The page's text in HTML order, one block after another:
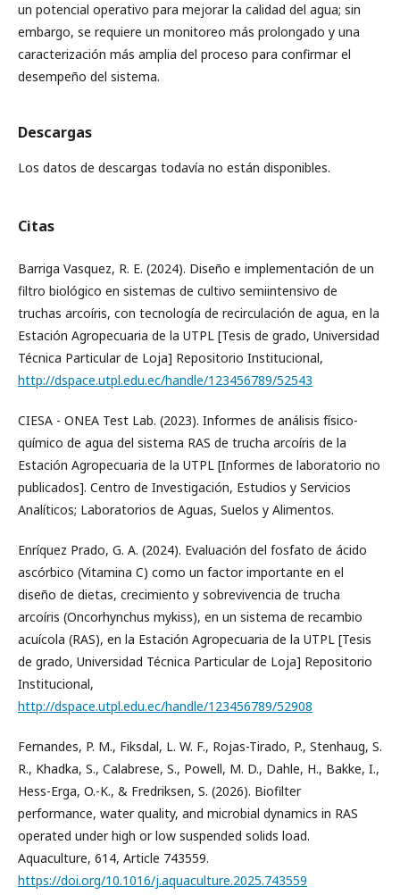
un potencial operativo para mejorar la calidad del agua; sin
embargo, se requiere un monitoreo más prolongado y una
caracterización más amplia del proceso para confirmar el
desempeño del sistema.
Descargas
Los datos de descargas todavía no están disponibles.
Citas
Barriga Vasquez, R. E. (2024). Diseño e implementación de un
filtro biológico en sistemas de cultivo semiintensivo de
truchas arcoíris, con tecnología de recirculación de agua, en la
Estación Agropecuaria de la UTPL [Tesis de grado, Universidad
Técnica Particular de Loja] Repositorio Institucional,
http://dspace.utpl.edu.ec/handle/123456789/52543
CIESA - ONEA Test Lab. (2023). Informes de análisis físico-
químico de agua del sistema RAS de trucha arcoíris de la
Estación Agropecuaria de la UTPL [Informes de laboratorio no
publicados]. Centro de Investigación, Estudios y Servicios
Analíticos; Laboratorios de Aguas, Suelos y Alimentos.
Enríquez Prado, G. A. (2024). Evaluación del fosfato de ácido
ascórbico (Vitamina C) como un factor importante en el
diseño de dietas, crecimiento y sobrevivencia de trucha
arcoíris (Oncorhynchus mykiss), en un sistema de recambio
acuícola (RAS), en la Estación Agropecuaria de la UTPL [Tesis
de grado, Universidad Técnica Particular de Loja] Repositorio
Institucional,
http://dspace.utpl.edu.ec/handle/123456789/52908
Fernandes, P. M., Fiksdal, L. W. F., Rojas-Tirado, P., Stenhaug, S.
R., Khadka, S., Calabrese, S., Powell, M. D., Dahle, H., Bakke, I.,
Hess-Erga, O.-K., & Fredriksen, S. (2026). Biofilter
performance, water quality, and microbial dynamics in RAS
operated under high or low suspended solids load.
Aquaculture, 614, Article 743559.
https://doi.org/10.1016/j.aquaculture.2025.743559